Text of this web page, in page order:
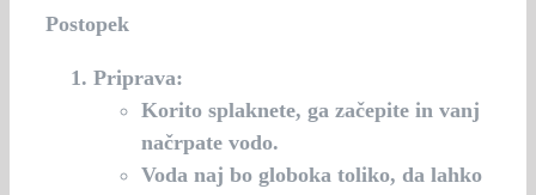
Postopek
Priprava:
Korito splaknete, ga začepite in vanj
načrpate vodo.
Voda naj bo globoka toliko, da lahko